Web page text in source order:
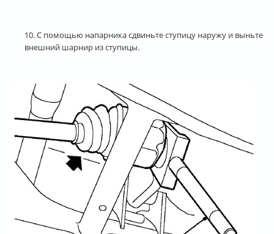
10. С помощью напарника сдвиньте ступицу наружу и выньте
внешний шарнир из ступицы.